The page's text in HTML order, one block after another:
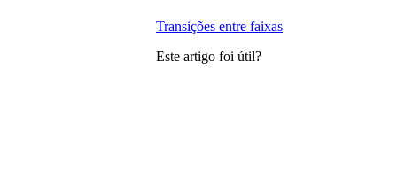
Transições entre faixas
Este artigo foi útil?